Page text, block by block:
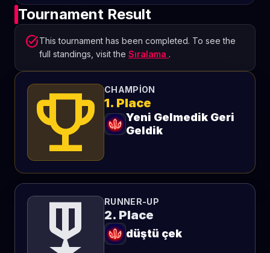
Tournament Result
task_altThis tournament has been completed. To see the
full standings, visit the Sıralama .
emoji_events CHAMPION
1. Place
Yeni Gelmedik Geri
Geldik
military_tech RUNNER-UP
2. Place
düştü çek